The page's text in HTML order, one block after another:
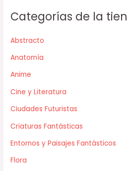
Categorías de la
Abstracto
Anatomía
Anime
Cine y Literatura
Ciudades Futuristas
Criaturas Fantásticas
Entornos y Paisajes Fantásticos
Flora